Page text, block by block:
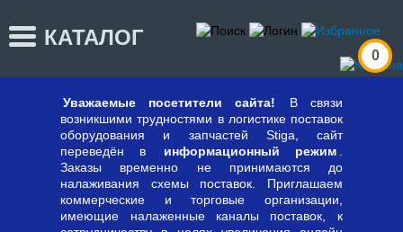
КАТАЛОГ
0
Уважаемые посетители сайта!
В связи
возникшими трудностями в логистике поставок
оборудования и запчастей Stiga, сайт
переведён в
информационный режим
Заказы временно не принимаются до
налаживания схемы поставок. Приглашаем
коммерческие и торговые организации,
имеющие налаженные каналы поставок, к